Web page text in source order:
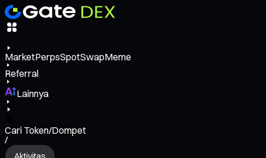
MarketPerpsSpotSwapMeme
Referral
Lainnya
Cari Token/Dompet
/